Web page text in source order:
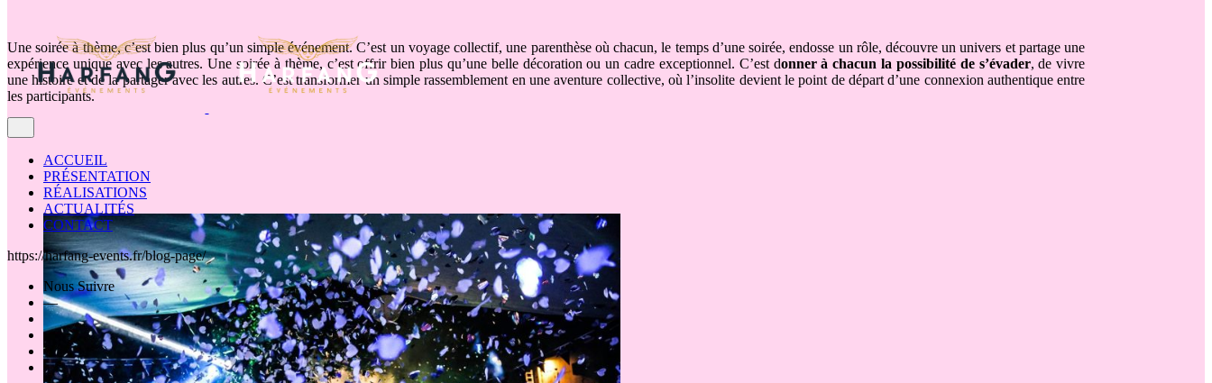
ACCUEIL
PRÉSENTATION
RÉALISATIONS
ACTUALITÉS
CONTACT
https://harfang-events.fr/blog-page/
Nous Suivre
—
Une soirée à thème, c’est bien plus qu’un simple événement. C’est un voyage collectif, une parenthèse où chacun, le temps d’une soirée, endosse un rôle, découvre un univers et partage une
expérience unique avec les autres. Une soirée à thème, c’est offrir bien plus qu’une belle décoration ou un cadre exceptionnel. C’est donner à chacun la possibilité de s’évader, de vivre
une histoire et de la partager avec les autres. C’est transformer un simple rassemblement en une aventure collective, où l’insolite devient le point de départ d’une connexion authentique entre
les participants.